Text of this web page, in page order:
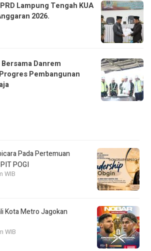
Lampung Tengah KUA
2026.
Danrem
Pembangunan
Pada Pertemuan
POGI
WIB
Kota Metro Jagokan
WIB